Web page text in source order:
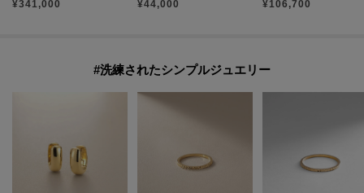
¥341,000 ¥44,000 ¥106,700
#洗練されたシンプルジュエリー